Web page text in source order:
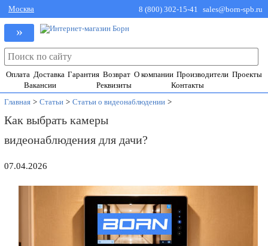
Москва 8 (800) 302-15-41 sales@born-spb.ru
»
Оплата Доставка Гарантия Возврат О компании Производители Проекты
Вакансии
Реквизиты
Контакты
Главная > Статьи > Статьи о видеонаблюдении >
Как выбрать камеры
видеонаблюдения для дачи?
07.04.2026